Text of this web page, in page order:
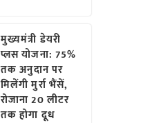
मुख्यमंत्री डेयरी
प्लस योजना: 75%
तक अनुदान पर
मिलेंगी मुर्रा भैंसें,
रोजाना 20 लीटर
तक होगा दूध